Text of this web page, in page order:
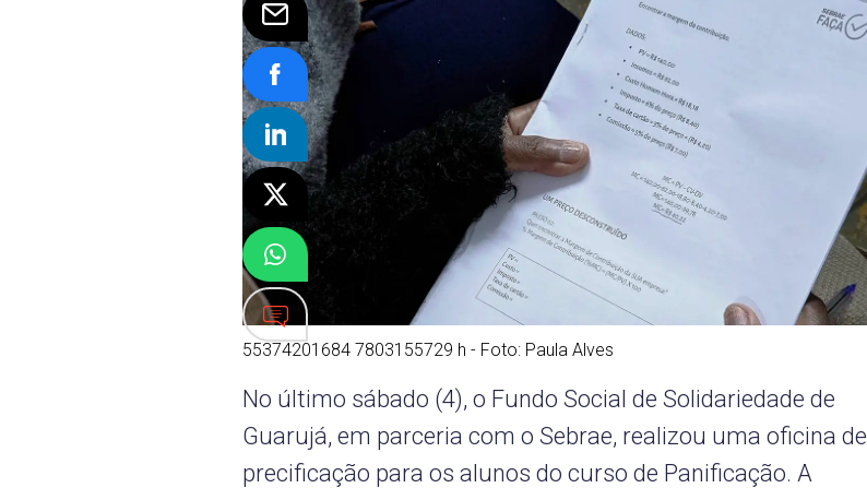
55374201684 7803155729 h - Foto: Paula Alves
No último sábado (4), o Fundo Social de Solidariedade de
Guarujá, em parceria com o Sebrae, realizou uma oficina de
precificação para os alunos do curso de Panificação. A